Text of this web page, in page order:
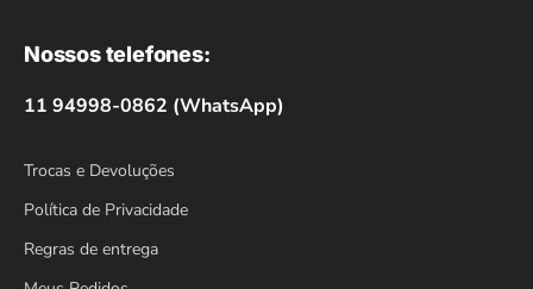
Nossos telefones:
11 94998-0862 (WhatsApp)
Trocas e Devoluções
Política de Privacidade
Regras de entrega